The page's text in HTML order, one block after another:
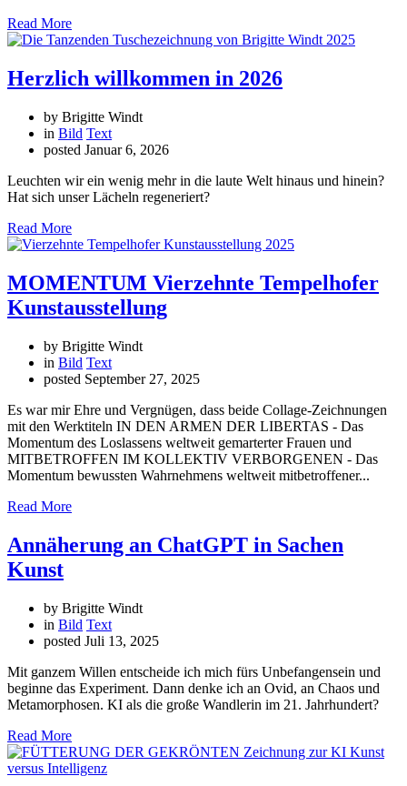
Read More
Herzlich willkommen in 2026
by Brigitte Windt
in Bild Text
posted Januar 6, 2026
Leuchten wir ein wenig mehr in die laute Welt hinaus und hinein?
Hat sich unser Lächeln regeneriert?
Read More
MOMENTUM Vierzehnte Tempelhofer
Kunstausstellung
by Brigitte Windt
in Bild Text
posted September 27, 2025
Es war mir Ehre und Vergnügen, dass beide Collage-Zeichnungen
mit den Werktiteln IN DEN ARMEN DER LIBERTAS - Das
Momentum des Loslassens weltweit gemarterter Frauen und
MITBETROFFEN IM KOLLEKTIV VERBORGENEN - Das
Momentum bewussten Wahrnehmens weltweit mitbetroffener...
Read More
Annäherung an ChatGPT in Sachen
Kunst
by Brigitte Windt
in Bild Text
posted Juli 13, 2025
Mit ganzem Willen entscheide ich mich fürs Unbefangensein und
beginne das Experiment. Dann denke ich an Ovid, an Chaos und
Metamorphosen. KI als die große Wandlerin im 21. Jahrhundert?
Read More